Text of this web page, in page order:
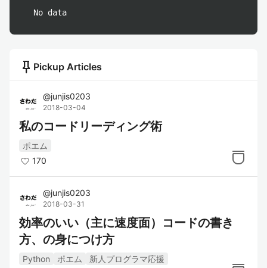
No data
push_pin Pickup Articles
@junjis0203
2018-03-04
私のコードリーディング術
ポエム
170
@junjis0203
2018-03-31
効率のいい（主に速度面）コードの書き
方、の身につけ方
Python ポエム
新人プログラマ応援